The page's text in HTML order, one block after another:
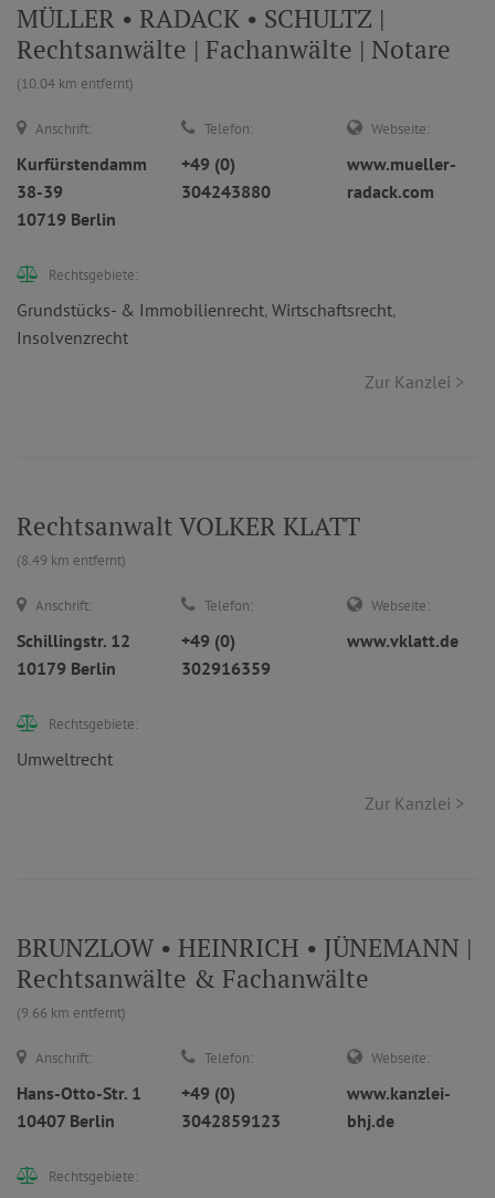
MÜLLER • RADACK • SCHULTZ |
Rechtsanwälte | Fachanwälte | Notare
(10.04 km entfernt)
Anschrift:
Kurfürstendamm
38-39
10719 Berlin
Telefon:
+49 (0)
304243880
Webseite:
www.mueller-
radack.com
Rechtsgebiete:
Grundstücks- & Immobilienrecht, Wirtschaftsrecht,
Insolvenzrecht
Zur Kanzlei >
Rechtsanwalt VOLKER KLATT
(8.49 km entfernt)
Anschrift:
Schillingstr. 12
10179 Berlin
Telefon:
+49 (0)
302916359
Webseite:
www.vklatt.de
Rechtsgebiete:
Umweltrecht
Zur Kanzlei >
BRUNZLOW • HEINRICH • JÜNEMANN |
Rechtsanwälte & Fachanwälte
(9.66 km entfernt)
Anschrift:
Hans-Otto-Str. 1
10407 Berlin
Telefon:
+49 (0)
3042859123
Webseite:
www.kanzlei-
bhj.de
Rechtsgebiete: